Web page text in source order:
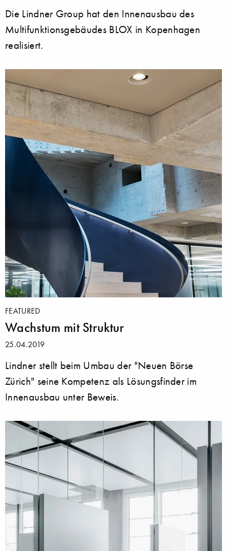
Die Lindner Group hat den Innenausbau des
Multifunktionsgebäudes BLOX in Kopenhagen
realisiert.
FEATURED
Wachstum mit Struktur
25.04.2019
Lindner stellt beim Umbau der "Neuen Börse
Zürich" seine Kompetenz als Lösungsfinder im
Innenausbau unter Beweis.